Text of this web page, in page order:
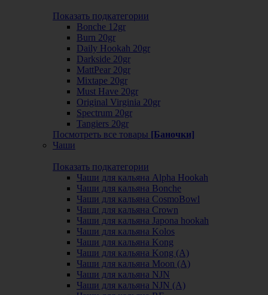
Показать подкатегории
Bonche 12gr
Burn 20gr
Daily Hookah 20gr
Darkside 20gr
MattPear 20gr
Mixtape 20gr
Must Have 20gr
Original Virginia 20gr
Spectrum 20gr
Tangiers 20gr
Посмотреть все товары [Баночки]
Чаши
Показать подкатегории
Чаши для кальяна Alpha Hookah
Чаши для кальяна Bonche
Чаши для кальяна CosmoBowl
Чаши для кальяна Crown
Чаши для кальяна Japona hookah
Чаши для кальяна Kolos
Чаши для кальяна Kong
Чаши для кальяна Kong (A)
Чаши для кальяна Moon (А)
Чаши для кальяна NJN
Чаши для кальяна NJN (А)